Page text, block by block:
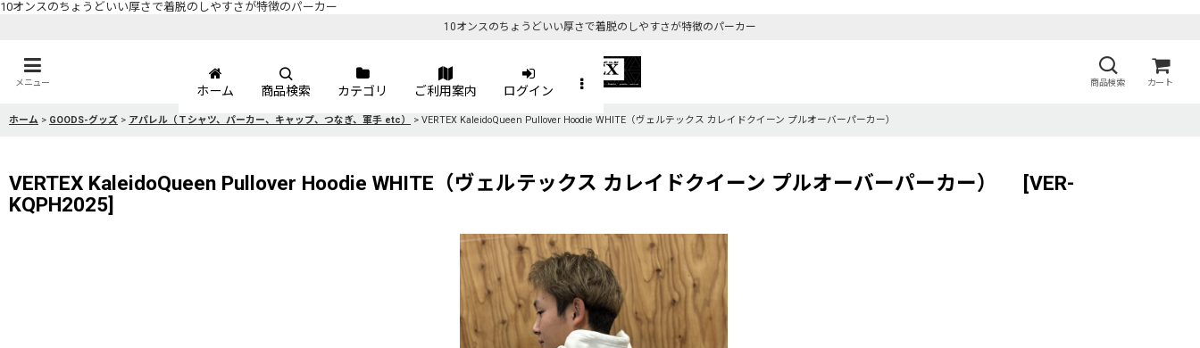
10オンスのちょうどいい厚さで着脱のしやすさが特徴のパーカー
10オンスのちょうどいい厚さで着脱のしやすさが特徴のパーカー
メニュー 商品検索 カート
ホーム 商品検索 カテゴリ ご利用案内 ログイン
ホーム > GOODS-グッズ > アパレル（Ｔシャツ、パーカー、キャップ、つなぎ、軍手 etc） > VERTEX KaleidoQueen Pullover Hoodie WHITE（ヴェルテックス カレイドクイーン プルオーバーパーカー）
VERTEX KaleidoQueen Pullover Hoodie WHITE（ヴェルテックス カレイドクイーン プルオーバーパーカー） [VER-
KQPH2025]